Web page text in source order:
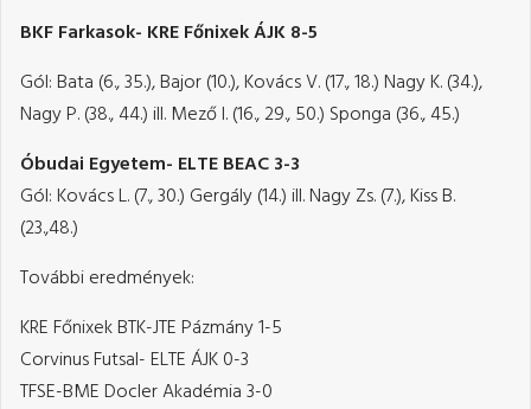
BKF Farkasok- KRE Főnixek ÁJK 8-5
Gól: Bata (6., 35.), Bajor (10.), Kovács V. (17., 18.) Nagy K. (34.),
Nagy P. (38., 44.) ill. Mező I. (16., 29., 50.) Sponga (36., 45.)
Óbudai Egyetem- ELTE BEAC 3-3
Gól: Kovács L. (7., 30.) Gergály (14.) ill. Nagy Zs. (7.), Kiss B.
(23.,48.)
További eredmények:
KRE Főnixek BTK-JTE Pázmány 1-5
Corvinus Futsal- ELTE ÁJK 0-3
TFSE-BME Docler Akadémia 3-0